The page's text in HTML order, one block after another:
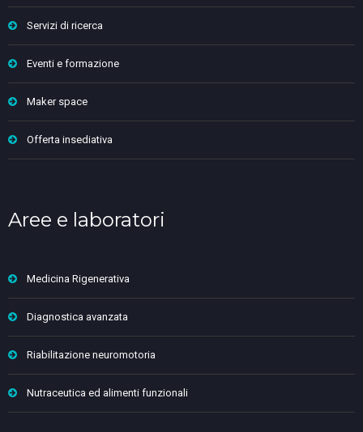
Servizi di ricerca
Eventi e formazione
Maker space
Offerta insediativa
Aree e laboratori
Medicina Rigenerativa
Diagnostica avanzata
Riabilitazione neuromotoria
Nutraceutica ed alimenti funzionali